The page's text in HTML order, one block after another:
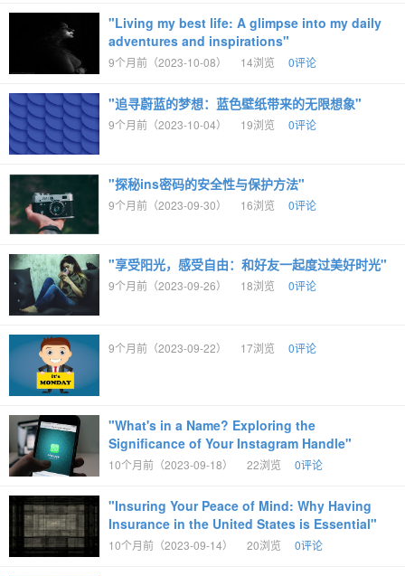
"Living my best life: A glimpse into my daily
adventures and inspirations"
9个月前（2023-10-08） 14浏览 0评论
"追寻蔚蓝的梦想：蓝色壁纸带来的无限想象"
9个月前（2023-10-04） 19浏览 0评论
"探秘ins密码的安全性与保护方法"
9个月前（2023-09-30） 16浏览 0评论
"享受阳光，感受自由：和好友一起度过美好时光"
9个月前（2023-09-26） 18浏览 0评论
9个月前（2023-09-22） 17浏览 0评论
"What's in a Name? Exploring the
Significance of Your Instagram Handle"
10个月前（2023-09-18） 22浏览 0评论
"Insuring Your Peace of Mind: Why Having
Insurance in the United States is Essential"
10个月前（2023-09-14） 20浏览 0评论